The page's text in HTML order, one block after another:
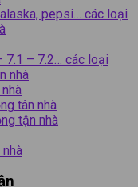
pepsi… các loại
7.1 – 7.2… các loại
nhà
tân nhà
tận nhà